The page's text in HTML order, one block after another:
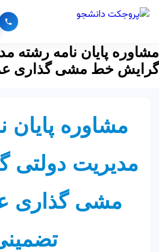
مشاوره پایان نامه رشته
گرایش خط مشی گذاری
مشاوره پایان
مدیریت
مشی گذاری